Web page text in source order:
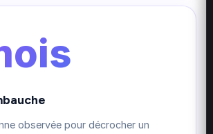
observée pour décrocher un